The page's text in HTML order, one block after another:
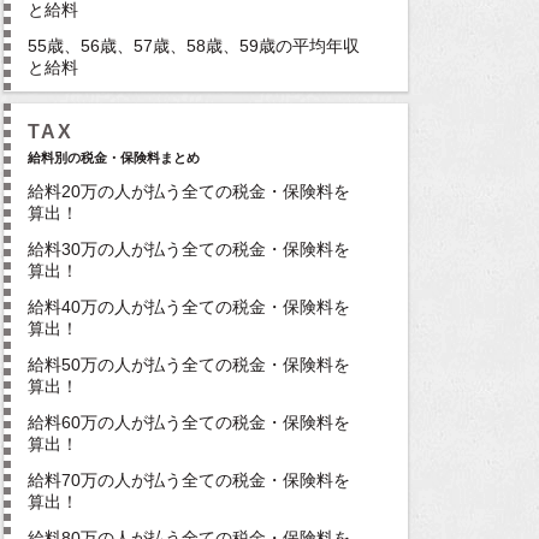
と給料
55歳、56歳、57歳、58歳、59歳の平均年収
と給料
TAX
給料別の税金・保険料まとめ
給料20万の人が払う全ての税金・保険料を
算出！
給料30万の人が払う全ての税金・保険料を
算出！
給料40万の人が払う全ての税金・保険料を
算出！
給料50万の人が払う全ての税金・保険料を
算出！
給料60万の人が払う全ての税金・保険料を
算出！
給料70万の人が払う全ての税金・保険料を
算出！